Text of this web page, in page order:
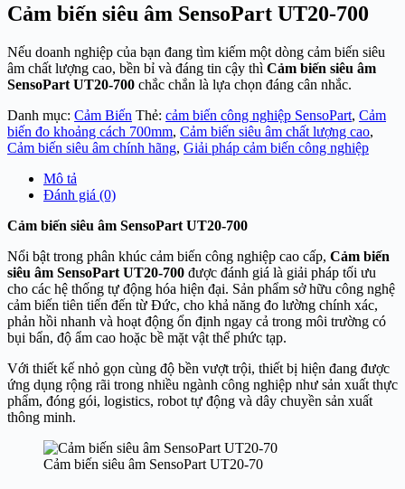
Cảm biến siêu âm SensoPart UT20-700
Nếu doanh nghiệp của bạn đang tìm kiếm một dòng cảm biến siêu
âm chất lượng cao, bền bỉ và đáng tin cậy thì Cảm biến siêu âm
SensoPart UT20-700 chắc chắn là lựa chọn đáng cân nhắc.
Danh mục: Cảm Biến Thẻ: cảm biến công nghiệp SensoPart, Cảm
biến đo khoảng cách 700mm, Cảm biến siêu âm chất lượng cao,
Cảm biến siêu âm chính hãng, Giải pháp cảm biến công nghiệp
Mô tả
Đánh giá (0)
Cảm biến siêu âm SensoPart UT20-700
Nổi bật trong phân khúc cảm biến công nghiệp cao cấp, Cảm biến
siêu âm SensoPart UT20-700 được đánh giá là giải pháp tối ưu
cho các hệ thống tự động hóa hiện đại. Sản phẩm sở hữu công nghệ
cảm biến tiên tiến đến từ Đức, cho khả năng đo lường chính xác,
phản hồi nhanh và hoạt động ổn định ngay cả trong môi trường có
bụi bẩn, độ ẩm cao hoặc bề mặt vật thể phức tạp.
Với thiết kế nhỏ gọn cùng độ bền vượt trội, thiết bị hiện đang được
ứng dụng rộng rãi trong nhiều ngành công nghiệp như sản xuất thực
phẩm, đóng gói, logistics, robot tự động và dây chuyền sản xuất
thông minh.
Cảm biến siêu âm SensoPart UT20-70